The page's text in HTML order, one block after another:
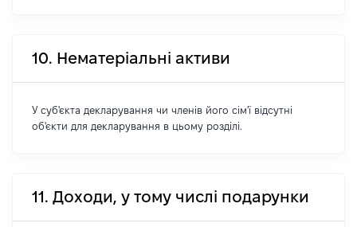
10. Нематеріальні активи
У суб'єкта декларування чи членів його сім'ї відсутні
об'єкти для декларування в цьому розділі.
11. Доходи, у тому числі подарунки